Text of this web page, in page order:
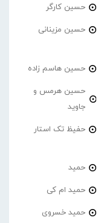
حسین کارگر
حسین مزینانی
حسین هاسم زاده
حسین هرمس و
جاوید
حفیظ تک استار
حمید
حمید ام کی
حمید خسروی